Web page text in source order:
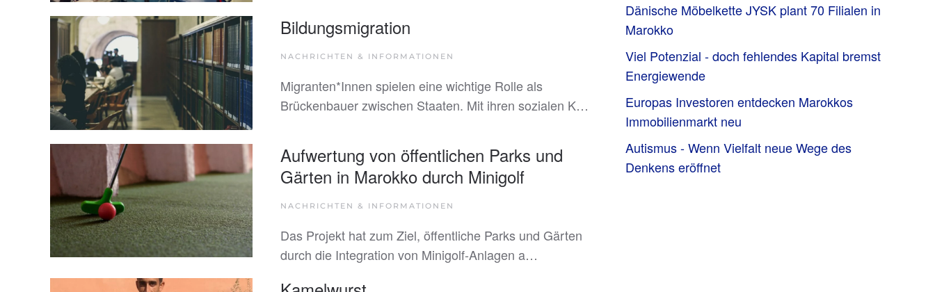
Bildungsmigration
NACHRICHTEN & INFORMATIONEN
Migranten*Innen spielen eine wichtige Rolle als
Brückenbauer zwischen Staaten. Mit ihren sozialen K…
Aufwertung von öffentlichen Parks und
Gärten in Marokko durch Minigolf
NACHRICHTEN & INFORMATIONEN
Das Projekt hat zum Ziel, öffentliche Parks und Gärten
durch die Integration von Minigolf-Anlagen a…
Dänische Möbelkette JYSK plant 70 Filialen in
Marokko
Viel Potenzial - doch fehlendes Kapital bremst
Energiewende
Europas Investoren entdecken Marokkos
Immobilienmarkt neu
Autismus - Wenn Vielfalt neue Wege des
Denkens eröffnet